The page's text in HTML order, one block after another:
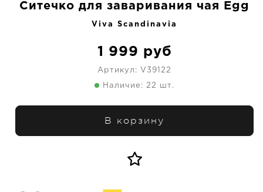
Ситечко для заваривания чая Egg
Viva Scandinavia
1 999 руб
Артикул: V39122
Наличие: 22 шт.
В корзину